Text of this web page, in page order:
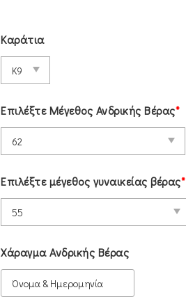
Καράτια
Επιλέξτε Μέγεθος Ανδρικής Βέρας*
Επιλέξτε μέγεθος γυναικείας βέρας*
Χάραγμα Ανδρικής Βέρας